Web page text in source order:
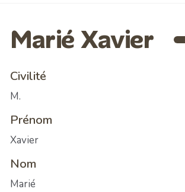
Marié Xavier
Civilité
M.
Prénom
Xavier
Nom
Marié